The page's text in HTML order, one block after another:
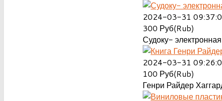
2024-03-31
300 Руб(Rub)
Судоку-
2024-03-31
100 Руб(Rub)
Генри Райдер